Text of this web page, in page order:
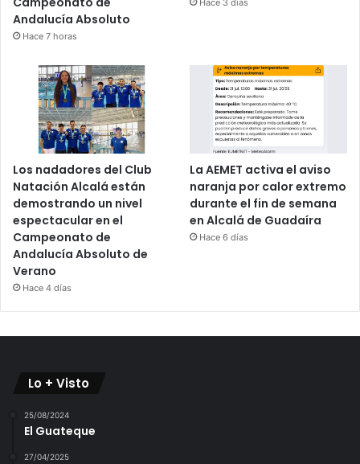
Andalucía Absoluto
Hace 7 horas
Hace 3 días
Los nadadores del Club
Natación Alcalá están
demostrando un nivel
espectacular en el
Campeonato de
Andalucía Absoluto de
Verano
Hace 4 días
La AEMET activa el aviso
naranja por calor extremo
durante el fin de semana
en Alcalá de Guadaíra
Hace 6 días
Lo + Visto
25/08/2024
El Guateque
27/04/2025